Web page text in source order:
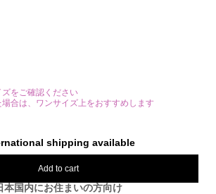
をご確認ください
合は、ワンサイズ上をおすすめします
shipping available
Add to cart
本国内にお住まいの方向け